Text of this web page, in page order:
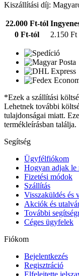
Kiszállítási díj:
22.000 Ft-tól
0 Ft-tól
2.150 Ft
*Ezek a szállítási
Lehetnek további
tulajdonságai miatt.
termékleírásban találja.
Segítség
Ügyfélfiókom
Hogyan adjak le
Fizetési módok
Szállítás
Visszaküldés és
Akciók és
További
Céges ügyfelek
Fiókom
Bejelentkezés
Regisztráció